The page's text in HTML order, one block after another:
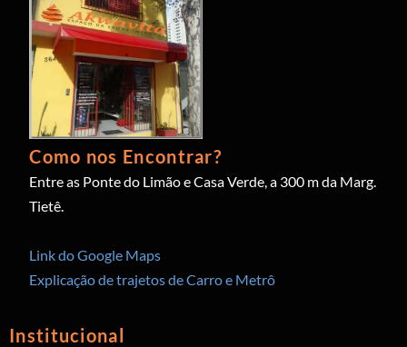
Como nos Encontrar?
Entre as Ponte do Limão e Casa Verde, a 300 m da Marg.
Tietê.
Link do Google Maps
Explicação de trajetos de Carro e Metrô
Institucional